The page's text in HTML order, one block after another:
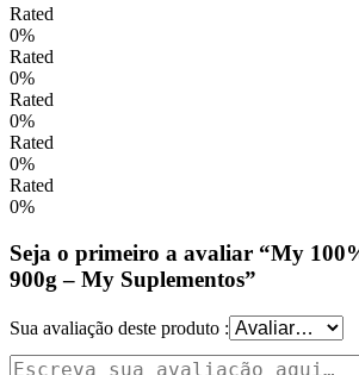
Rated
0%
Rated
0%
Rated
0%
Rated
0%
Rated
0%
Seja o primeiro a avaliar “My
900g – My Suplementos”
Sua avaliação deste produto :